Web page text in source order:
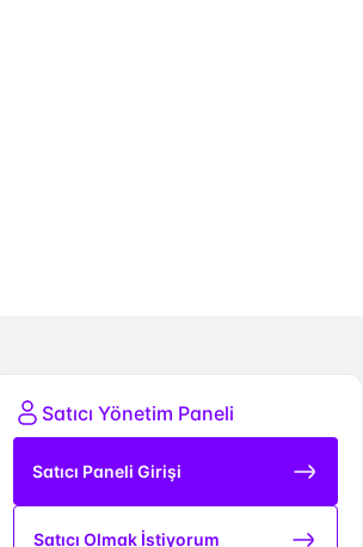
Satıcı Yönetim Paneli
Satıcı Paneli Girişi
Satıcı Olmak İstiyorum